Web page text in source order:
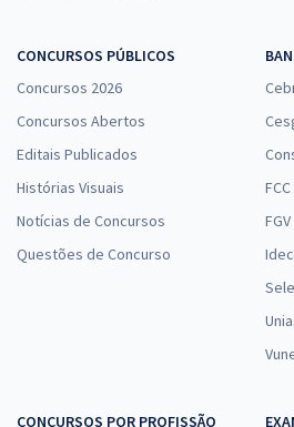
UNESP - Universidade Estadual
Enfermeiro (Módulo
à
R$
Economize R$
Comprar
UNESP - Universidade Estadual
Assistente Administrativo II -
ou 12x de
R$
CONCURSOS PÚBLICOS
Concursos 2026
Concursos Abertos
Editais Publicados
Histórias Visuais
Notícias de Concursos
Questões de Concurso
FCC
FGV
CONCURSOS POR PROFISSÃO